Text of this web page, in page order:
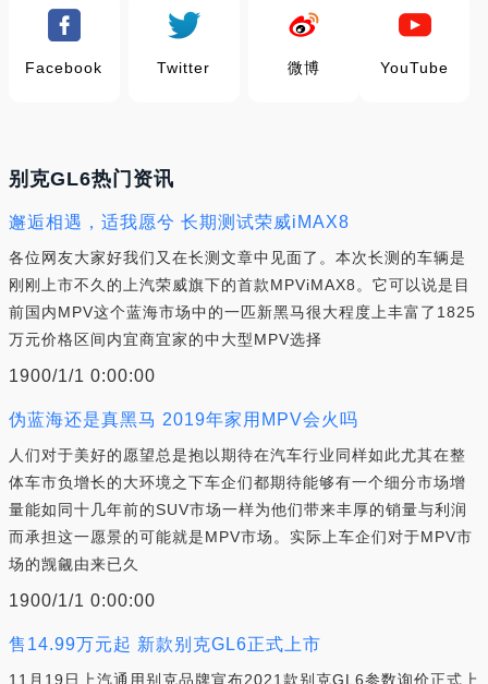
Facebook Twitter 微博 YouTube
别克GL6热门资讯
邂逅相遇，适我愿兮 长期测试荣威iMAX8
各位网友大家好我们又在长测文章中见面了。本次长测的车辆是
刚刚上市不久的上汽荣威旗下的首款MPViMAX8。它可以说是目
前国内MPV这个蓝海市场中的一匹新黑马很大程度上丰富了1825
万元价格区间内宜商宜家的中大型MPV选择
1900/1/1 0:00:00
伪蓝海还是真黑马 2019年家用MPV会火吗
人们对于美好的愿望总是抱以期待在汽车行业同样如此尤其在整
体车市负增长的大环境之下车企们都期待能够有一个细分市场增
量能如同十几年前的SUV市场一样为他们带来丰厚的销量与利润
而承担这一愿景的可能就是MPV市场。实际上车企们对于MPV市
场的觊觎由来已久
1900/1/1 0:00:00
售14.99万元起 新款别克GL6正式上市
11月19日上汽通用别克品牌宣布2021款别克GL6参数询价正式上